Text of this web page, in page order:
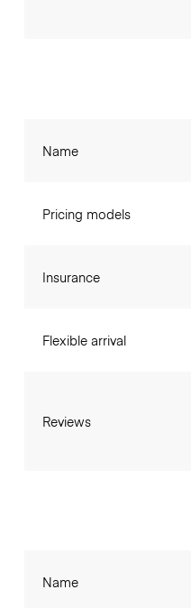
Name
Pricing models
Insurance
Flexible arrival
Reviews
Name